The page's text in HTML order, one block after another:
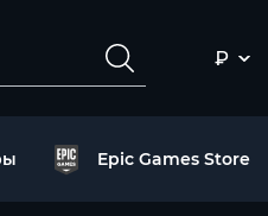
₽
Epic Games Store